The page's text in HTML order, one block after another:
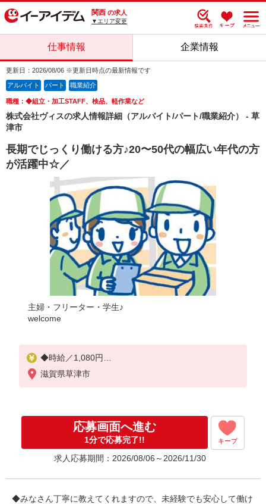
関西 の求人
▼エリア変更
仕事情報 企業情報
更新日：2026/08/06 ※更新日時点の最新情報です
アルバイト パート 職業紹介
職種：◆組立・加工STAFF、検品、軽作業など
株式会社ヴィスの求人情報詳細（アルバイト/パート/職業紹介） - 草
津市
長期でじっくり働ける方♪20〜50代の幅広い年代の方
が活躍中☆／
主婦・フリーター・学生♪
welcome
◆時給／1,080円
【月収例】
□1日5.5h／週4日勤務（月16日）
滋賀県草津市
応募画面へ進む
1分で応募完了!! キープ
求人応募期間：2026/08/06～2026/11/30
◆みなさん丁寧に教えてくれますので、未経験でも安心して働け